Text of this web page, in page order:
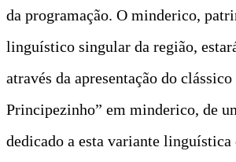
da programação. O minderico,
linguístico singular da região,
através da apresentação do clássico
Principezinho” em minderico, de
dedicado a esta variante linguística